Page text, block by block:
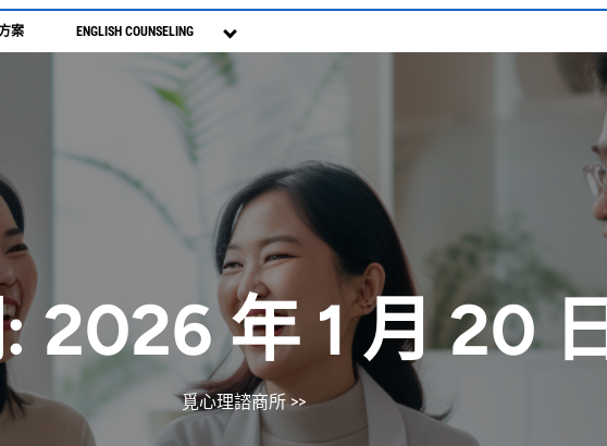
案 ENGLISH COUNSELING
2026 年 1 月 20 日
覓心理諮商所>>